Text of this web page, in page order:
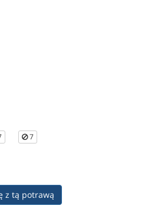
7
z tą potrawą